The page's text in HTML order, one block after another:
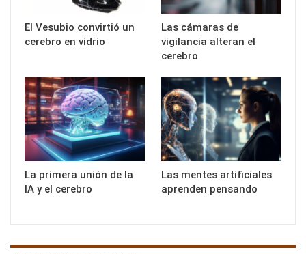
El Vesubio convirtió un
cerebro en vidrio
Las cámaras de
vigilancia alteran el
cerebro
La primera unión de la
IA y el cerebro
Las mentes artificiales
aprenden pensando